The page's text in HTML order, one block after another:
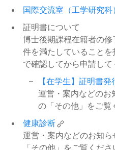
その他
入生
2026/02/19
イベント等
令和
（名
学）
生）
2026/02/10
その他
4月
証及
2026/01/30
大学院：履修成績等
及び
採用
2025/08/19
奨学金（JASSO）
令和
線に
災害
等に
採用
用・
2025/08/06
令和
国際交流室（工学研究科）
証明書について
博士後期課程在籍者の
件を満たしていること
で確認してから申請して
【在学生】証明書
運営・案内などのお
の「その他」をご覧
健康診断
運営・案内などのお知ら
「その他」をご覧くださ